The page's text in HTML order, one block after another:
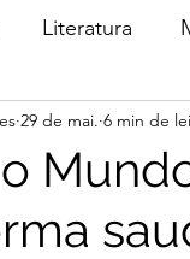
Literatura
Teatro
29 de mai. 6 min de